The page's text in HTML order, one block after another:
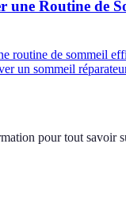
une Routine de
routine de sommeil
un sommeil
pour tout savoir